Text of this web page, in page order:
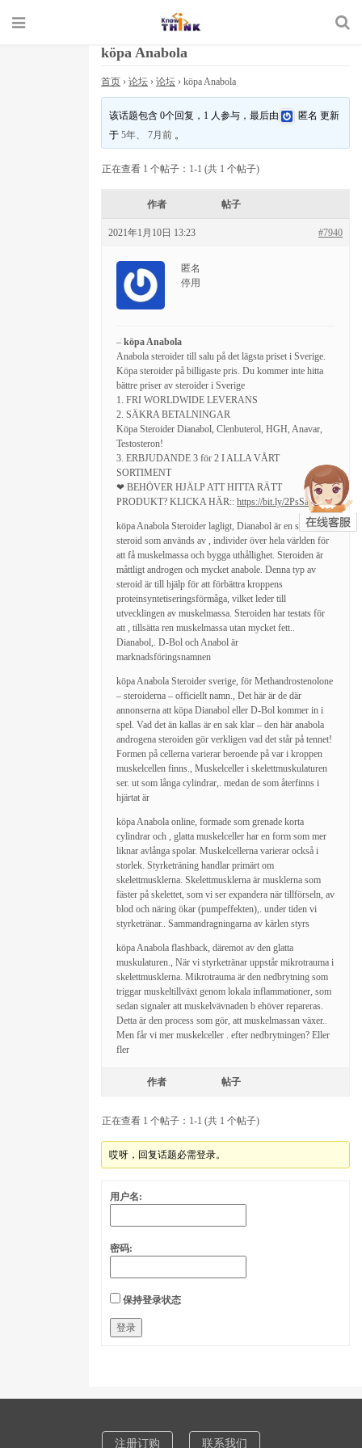
köpa Anabola
首页 › 论坛 › 论坛 › köpa Anabola
该话题包含 0个回复，1 人参与，最后由 匿名 更新
于5年、 7月前 。
正在查看 1 个帖子：1-1 (共 1 个帖子)
作者 帖子
2021年1月10日 13:23 #7940
匿名
停用
– köpa Anabola
Anabola steroider till salu på det lägsta priset i Sverige.
Köpa steroider på billigaste pris. Du kommer inte hitta
bättre priser av steroider i Sverige
1. FRI WORLDWIDE LEVERANS
2. SÄKRA BETALNINGAR
Köpa Steroider Dianabol, Clenbuterol, HGH, Anavar,
Testosteron!
3. ERBJUDANDE 3 för 2 I ALLA VÅRT
SORTIMENT
❤ BEHÖVER HJÄLP ATT HITTA RÄTT
PRODUKT? KLICKA HÄR:: https://bit.ly/2PsSa25❤
köpa Anabola Steroider lagligt, Dianabol är en sådan
steroid som används av , individer över hela världen för
att få muskelmassa och bygga uthållighet. Steroiden är
måttligt androgen och mycket anabole. Denna typ av
steroid är till hjälp för att förbättra kroppens
proteinsyntetiseringsförmåga, vilket leder till
utvecklingen av muskelmassa. Steroiden har testats för
att , tillsätta ren muskelmassa utan mycket fett..
Dianabol,. D-Bol och Anabol är
marknadsföringsnamnen
köpa Anabola Steroider sverige, för Methandrostenolone
– steroiderna – officiellt namn., Det här är de där
annonserna att köpa Dianabol eller D-Bol kommer in i
spel. Vad det än kallas är en sak klar – den här anabola
androgena steroiden gör verkligen vad det står på tennet!
Formen på cellerna varierar beroende på var i kroppen
muskelcellen finns., Muskelceller i skelettmuskulaturen
ser. ut som långa cylindrar,. medan de som återfinns i
hjärtat är
köpa Anabola online, formade som grenade korta
cylindrar och , glatta muskelceller har en form som mer
liknar avlånga spolar. Muskelcellerna varierar också i
storlek. Styrketräning handlar primärt om
skelettmusklerna. Skelettmusklerna är musklerna som
fäster på skelettet, som vi ser expandera när tillförseln, av
blod och näring ökar (pumpeffekten),. under tiden vi
styrketränar.. Sammandragningarna av kärlen styrs
köpa Anabola flashback, däremot av den glatta
muskulaturen., När vi styrketränar uppstår mikrotrauma i
skelettmusklerna. Mikrotrauma är den nedbrytning som
triggar muskeltillväxt genom lokala inflammationer, som
sedan signaler att muskelvävnaden b ehöver repareras.
Detta är den process som gör, att muskelmassan växer..
Men får vi mer muskelceller . efter nedbrytningen? Eller
fler
作者 帖子
正在查看 1 个帖子：1-1 (共 1 个帖子)
哎呀，回复话题必需登录。
用户名:
密码:
保持登录状态
登录
注册订购 联系我们